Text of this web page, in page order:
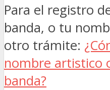
Para el registro
banda, o tu
otro trámite:
nombre artistico
banda?